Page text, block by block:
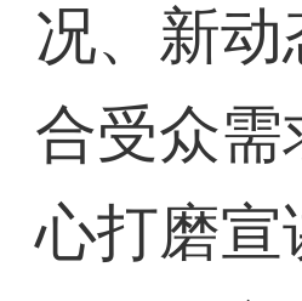
况、新动
合受众需
心打磨宣